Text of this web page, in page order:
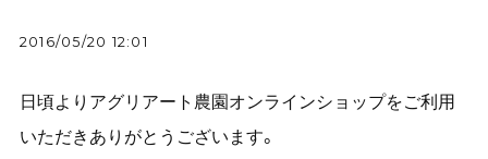
2016/05/20 12:01
日頃よりアグリアート農園オンラインショップをご利用
いただきありがとうございます。